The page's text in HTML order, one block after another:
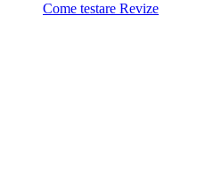
Come testare Revize